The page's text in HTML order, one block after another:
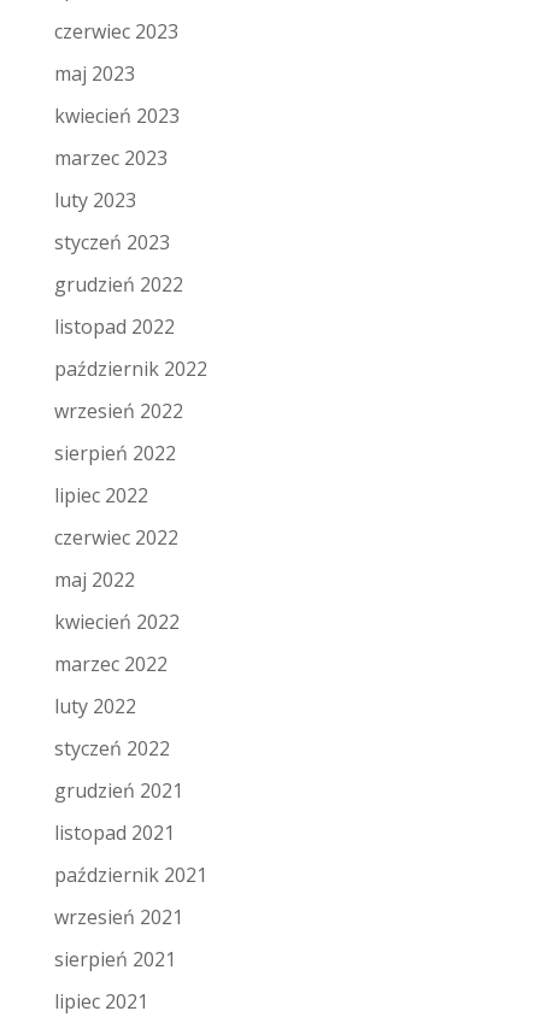
czerwiec 2023
maj 2023
kwiecień 2023
marzec 2023
luty 2023
styczeń 2023
grudzień 2022
listopad 2022
październik 2022
wrzesień 2022
sierpień 2022
lipiec 2022
czerwiec 2022
maj 2022
kwiecień 2022
marzec 2022
luty 2022
styczeń 2022
grudzień 2021
listopad 2021
październik 2021
wrzesień 2021
sierpień 2021
lipiec 2021